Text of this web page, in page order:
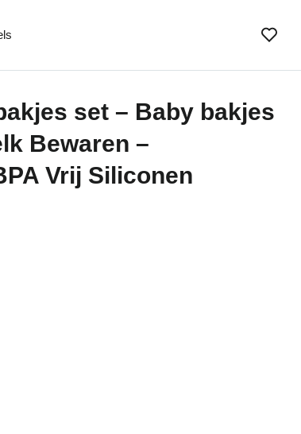
set – Baby bakjes
Bewaren –
Vrij Siliconen